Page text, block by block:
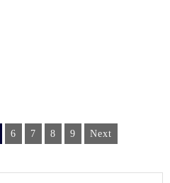
6 7 8 9 Next